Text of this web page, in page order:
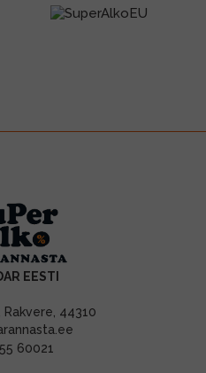
EESTI
Rakvere, 44310
60021